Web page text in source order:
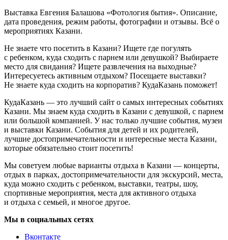
Выставка Евгения Балашова «Фотология бытия». Описание,
дата проведения, режим работы, фотографии и отзывы. Всё о
мероприятиях Казани.
Не знаете что посетить в Казани? Ищете где погулять
с ребенком, куда сходить с парнем или девушкой? Выбираете
место для свидания? Ищете развлечения на выходные?
Интересуетесь активным отдыхом? Посещаете выставки?
Не знаете куда сходить на корпоратив? КудаКазань поможет!
КудаКазань — это лучший сайт о самых интересных событиях
Казани. Мы знаем куда сходить в Казани с девушкой, с парнем
или большой компанией. У нас только лучшие события, музеи
и выставки Казани. События для детей и их родителей,
лучшие достопримечательности и интересные места Казани,
которые обязательно стоит посетить!
Мы советуем любые варианты отдыха в Казани — концерты,
отдых в парках, достопримечательности для экскурсий, места,
куда можно сходить с ребенком, выставки, театры, шоу,
спортивные мероприятия, места для активного отдыха
и отдыха с семьей, и многое другое.
Мы в социальных сетях
Вконтакте